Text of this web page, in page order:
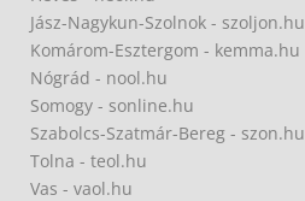
Jász-Nagykun-Szolnok - szoljon.hu
Komárom-Esztergom - kemma.hu
Nógrád - nool.hu
Somogy - sonline.hu
Szabolcs-Szatmár-Bereg - szon.hu
Tolna - teol.hu
Vas - vaol.hu